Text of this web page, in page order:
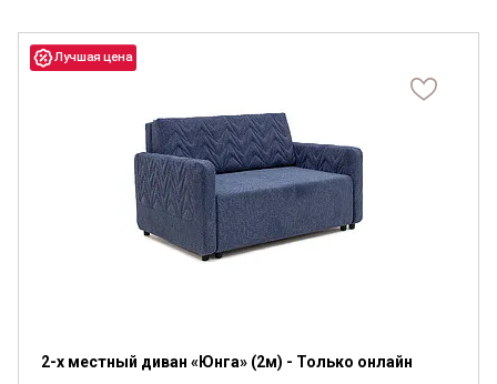
2-х местный диван «Юнга» (2м) - Только онлайн